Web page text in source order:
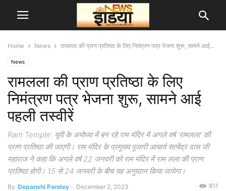
Home News रामलला की प्राण प्रतिष्ठा के लिए निमंत्रण पत्र भेजना शुरू, सामने आई...
News
रामलला की प्राण प्रतिष्ठा के लिए
निमंत्रण पत्र भेजना शुरू, सामने आई
पहली तस्वीरें
Ram Temple: यूपी के अयोध्या में बन रहे राम मंदिर में अगले वर्ष ‘रामलला’ की
प्राण प्रतिष्ठा की जाएगी। राम मंदिर के प्रमुख्य पुजारी आचार्य सत्येंद्र दास जी
महाराज ने कहा कि अगले वर्ष 22 जनवरी को राम मंदिर में राम लला की प्राण
प्रतिष्ठा होगी। 15 से 24 जनवरी के बीच यह अनुष्ठान किया जायेगा।
By Depanshi Pandey - December 2, 2023 811